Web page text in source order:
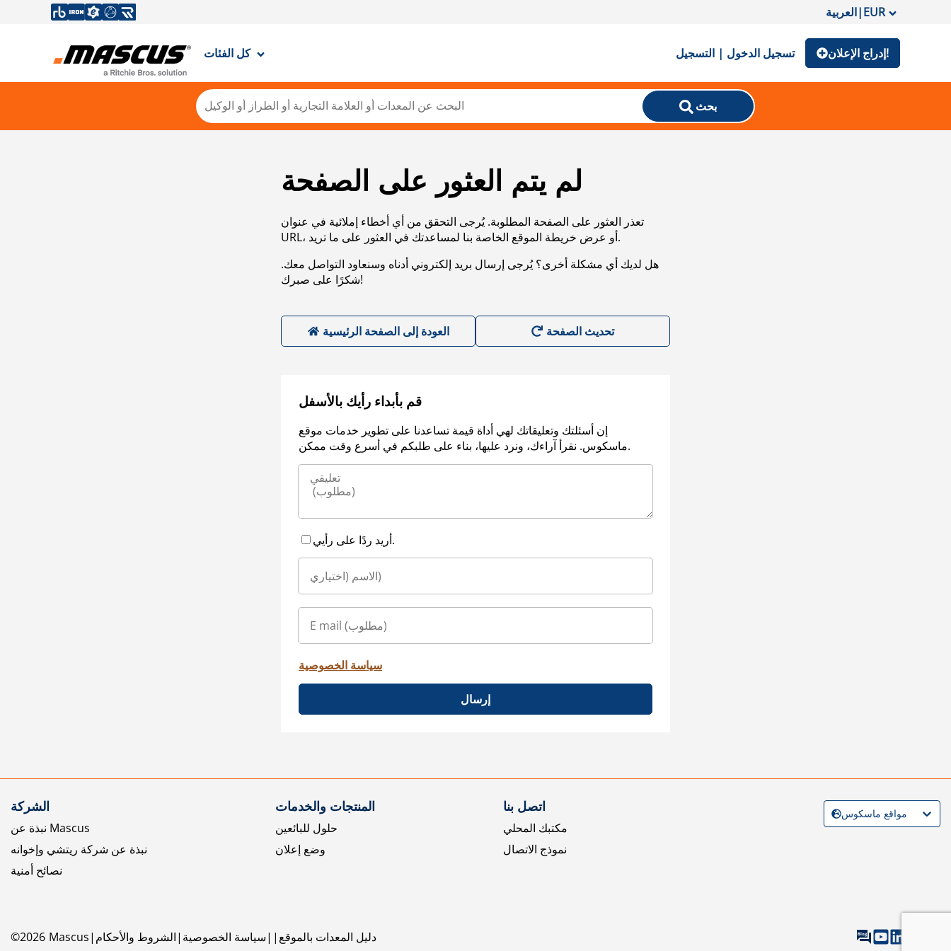
العربية|EUR
كل الفئات تسجيل الدخول | التسجيل إدراج الإعلان!
بحث
لم يتم العثور على الصفحة
تعذر العثور على الصفحة المطلوبة. يُرجى التحقق من أي أخطاء إملائية في عنوان
URL، أو عرض خريطة الموقع الخاصة بنا لمساعدتك في العثور على ما تريد.
هل لديك أي مشكلة أخرى؟ يُرجى إرسال بريد إلكتروني أدناه وسنعاود التواصل معك.
شكرًا على صبرك!
العودة إلى الصفحة الرئيسية
قم بأبداء رأيك بالأسفل
إن أسئلتك وتعليقاتك لهي أداة قيمة تساعدنا على تطوير خدمات موقع
ماسكوس. نقرأ آراءك، ونرد عليها، بناء على طلبكم في أسرع وقت ممكن.
أريد ردًا على رأيي.
سياسة الخصوصية
إرسال
الشركة
نبذة عن Mascus
نبذة عن شركة ريتشي وإخوانه
نصائح أمنية
المنتجات والخدمات
حلول للبائعين
وضع إعلان
اتصل بنا
مكتبك المحلي
نموذج الاتصال
©2026 Mascus الشروط والأحكام سياسة الخصوصية دليل المعدات بالموقع
مواقع ماسكوس